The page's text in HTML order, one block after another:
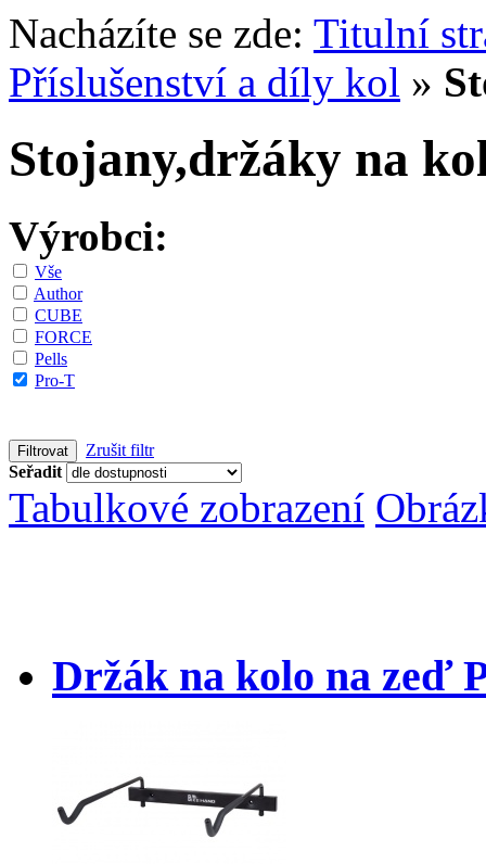
Nacházíte se zde: Titulní
Příslušenství a díly kol »
Stojany,držáky na
Výrobci:
Vše
Author
CUBE
FORCE
Pells
Pro-T
Zrušit filtr
Seřadit
Tabulkové zobrazení
Držák na kolo na zeď